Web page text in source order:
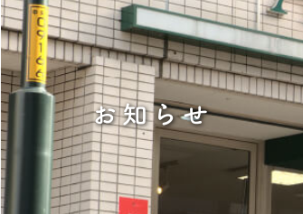
お知らせ